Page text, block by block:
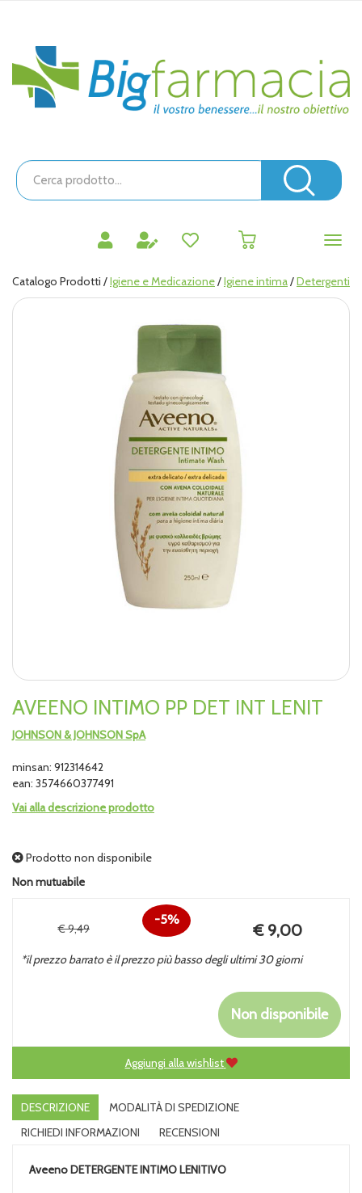
principaleBigfarmacia
Cerca
Prodotto
Catalogo Prodotti /Igiene e Medicazione/Igiene intima/Detergenti
AVEENO INTIMO PP DET INT LENIT
JOHNSON & JOHNSON SpA
minsan: 912314642
ean: 3574660377491
Vai alla descrizione prodotto
Prodotto non disponibile
Non mutuabile
Sconto
5%
€ 9,49
Prezzo
scontato
€ 9,00
*il prezzo barrato è il prezzo più basso degli ultimi 30 giorni
Non disponibile
Aggiungi alla wishlist
DESCRIZIONE
MODALITÀ DI SPEDIZIONE
RICHIEDI INFORMAZIONI
RECENSIONI
AveenoDETERGENTE INTIMO LENITIVO